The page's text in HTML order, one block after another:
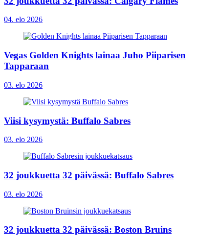
04. elo 2026
Vegas Golden Knights lainaa Juho Piiparisen
Tapparaan
03. elo 2026
Viisi kysymystä: Buffalo Sabres
03. elo 2026
32 joukkuetta 32 päivässä: Buffalo Sabres
03. elo 2026
32 joukkuetta 32 päivässä: Boston Bruins